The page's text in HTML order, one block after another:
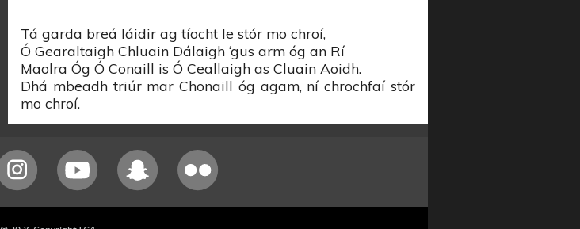
Tá garda breá láidir ag tíocht le stór mo chroí,
Ó Gearaltaigh Chluain Dálaigh ‘gus arm óg an Rí
Maolra Óg Ó Conaill is Ó Ceallaigh as Cluain Aoidh.
Dhá mbeadh triúr mar Chonaill óg agam, ní chrochfaí stór
mo chroí.